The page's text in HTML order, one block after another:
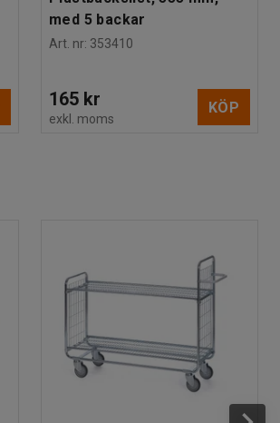
med 5 backar
Art. nr: 353410
165 kr
exkl. moms
KÖP